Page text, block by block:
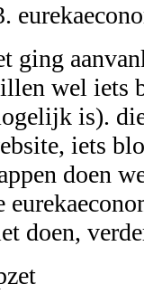
ging
wel iets
is).
iets
doen
doen,